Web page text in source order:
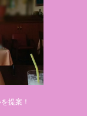
提案！